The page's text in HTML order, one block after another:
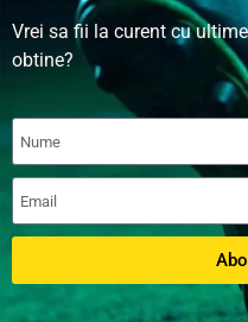
Vrei sa fii la curent cu
obtine?